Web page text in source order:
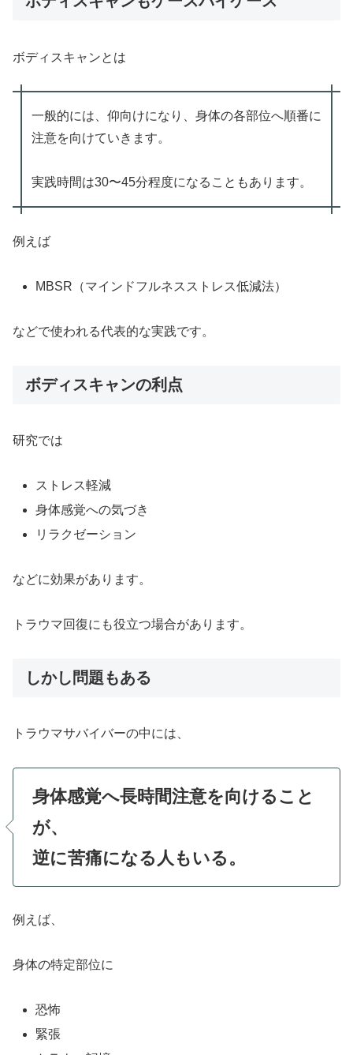
ボディスキャンとは
一般的には、仰向けになり、身体の各部位へ順番に
注意を向けていきます。
実践時間は30〜45分程度になることもあります。
例えば
MBSR（マインドフルネスストレス低減法）
などで使われる代表的な実践です。
ボディスキャンの利点
研究では
ストレス軽減
身体感覚への気づき
リラクゼーション
などに効果があります。
トラウマ回復にも役立つ場合があります。
しかし問題もある
トラウマサバイバーの中には、
身体感覚へ長時間注意を向けること
が、
逆に苦痛になる人もいる。
例えば、
身体の特定部位に
恐怖
緊張